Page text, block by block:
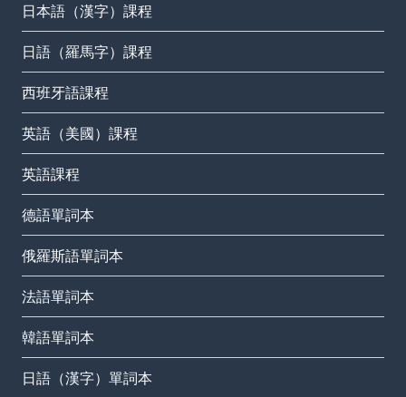
日本語（漢字）課程
日語（羅馬字）課程
西班牙語課程
英語（美國）課程
英語課程
德語單詞本
俄羅斯語單詞本
法語單詞本
韓語單詞本
日語（漢字）單詞本